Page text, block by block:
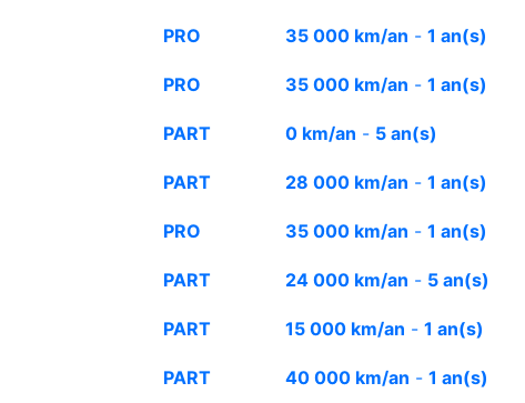
PRO 35 000 km/an -1 an(s)
PRO 35 000 km/an -1 an(s)
PART 0 km/an - 5 an(s)
PART 28 000 km/an -1 an(s)
PRO 35 000 km/an -1 an(s)
PART 24 000 km/an - 5 an(s)
PART 15 000 km/an -1 an(s)
PART 40 000 km/an -1 an(s)